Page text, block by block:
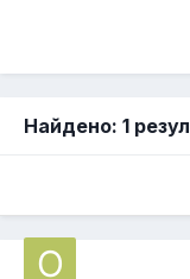
Найдено: 1